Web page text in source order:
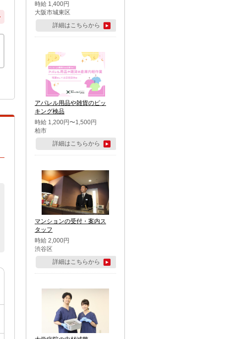
時給 1,400円
大阪市城東区
詳細はこちらから
アパレル用品や雑貨のピッ
キング検品
時給 1,200円〜1,500円
柏市
詳細はこちらから
マンションの受付・案内ス
タッフ
時給 2,000円
渋谷区
詳細はこちらから